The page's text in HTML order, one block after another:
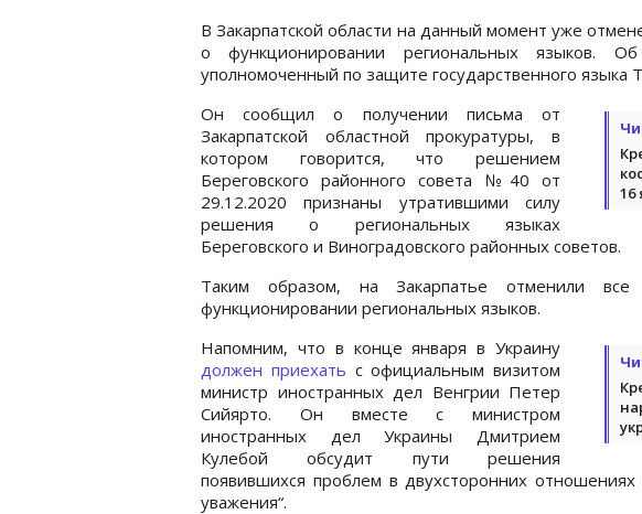
В Закарпатской области на данный момент уже
о функционировании региональных языков.
уполномоченный по защите государственного языка
16
Он сообщил о получении письма от
Закарпатской областной прокуратуры, в
котором говорится, что решением
Береговского районного совета №40 от
29.12.2020 признаны утратившими силу
решения о региональных языках
Береговского и Виноградовского районных советов.
Таким образом, на Закарпатье отменили
функционировании региональных языков.
Напомним, что в конце января в Украину
должен приехать с официальным визитом
министр иностранных дел Венгрии Петер
Сийярто. Он вместе с министром
иностранных дел Украины Дмитрием
Кулебой обсудит пути решения
появившихся проблем в двухсторонних отношениях
уважения“.